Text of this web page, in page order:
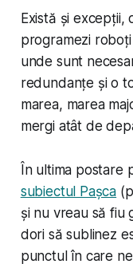
Există și excepții,
programezi
unde sunt
redundanțe și o
marea, marea
mergi atât de
În ultima postare
subiectul Pașca
și nu vreau să fiu
dori să sublinez
punctul în care